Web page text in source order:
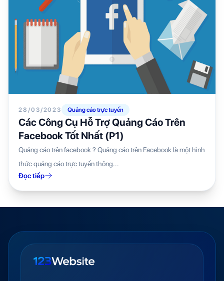
28/03/2023 Quảng cáo trực tuyến
Các Công Cụ Hỗ Trợ Quảng Cáo Trên
Facebook Tốt Nhất (P1)
Quảng cáo trên facebook ? Quảng cáo trên Facebook là một hình
thức quảng cáo trực tuyến thông...
Đọc tiếp